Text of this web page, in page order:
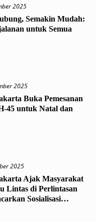
2025
Semakin Mudah:
untuk Semua
2025
Buka Pemesanan
45 untuk Natal dan
2025
Ajak Masyarakat
Lintas di Perlintasan
Sosialisasi